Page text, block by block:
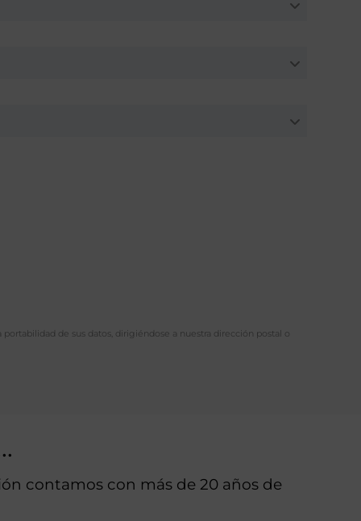
de sus datos, dirigiéndose a nuestra dirección postal o
contamos con más de 20 años de